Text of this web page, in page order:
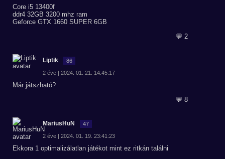
Core i5 13400f
ddr4 32GB 3200 mhz ram
Geforce GTX 1660 SUPER 6GB
💬 2
Liptik 86
2 éve | 2024. 01. 21. 14:45:17
Már játszható?
💬 8
MariusHuN 47
2 éve | 2024. 01. 19. 23:41:23
Ekkora 1 optimalizálatlan játékot mint ez ritkán találni